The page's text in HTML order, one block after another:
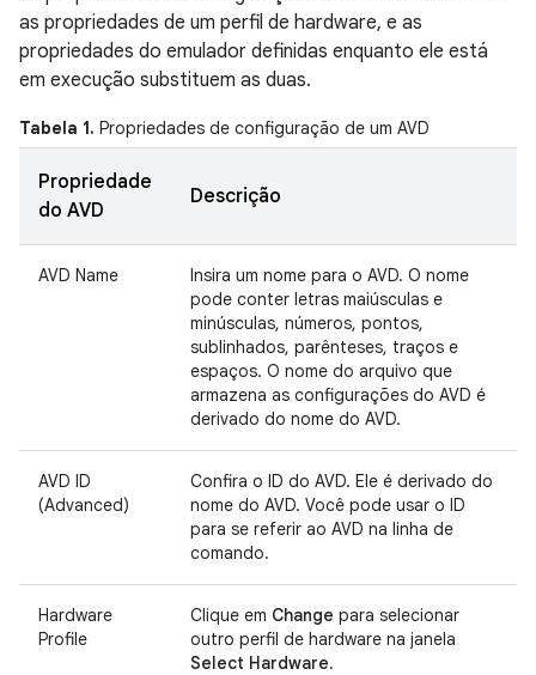
as propriedades de um perfil de hardware, e as
propriedades do emulador definidas enquanto ele está
em execução substituem as duas.
Tabela 1. Propriedades de configuração de um AVD
Propriedade
do AVD
Descrição
AVD Name
Insira um nome para o AVD. O nome
pode conter letras maiúsculas e
minúsculas, números, pontos,
sublinhados, parênteses, traços e
espaços. O nome do arquivo que
armazena as configurações do AVD é
derivado do nome do AVD.
AVD ID
(Advanced)
Confira o ID do AVD. Ele é derivado do
nome do AVD. Você pode usar o ID
para se referir ao AVD na linha de
comando.
Hardware
Profile
Clique em Change para selecionar
outro perfil de hardware na janela
Select Hardware.